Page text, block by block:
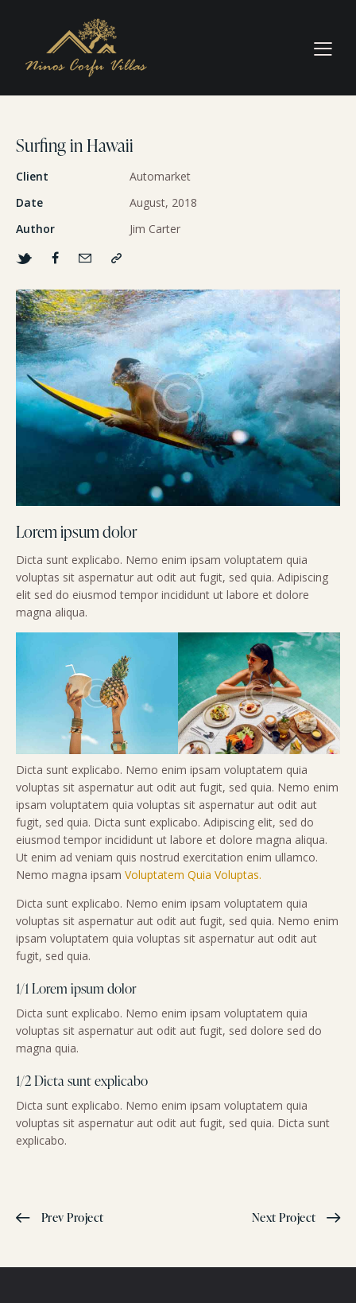
Surfing in Hawaii
Client
Automarket
Date
August, 2018
Author
Jim Carter
Lorem ipsum dolor
Dicta sunt explicabo. Nemo enim ipsam voluptatem quia
voluptas sit aspernatur aut odit aut fugit, sed quia. Adipiscing
elit sed do eiusmod tempor incididunt ut labore et dolore
magna aliqua.
Dicta sunt explicabo. Nemo enim ipsam voluptatem quia
voluptas sit aspernatur aut odit aut fugit, sed quia. Nemo enim
ipsam voluptatem quia voluptas sit aspernatur aut odit aut
fugit, sed quia. Dicta sunt explicabo. Adipiscing elit, sed do
eiusmod tempor incididunt ut labore et dolore magna aliqua.
Ut enim ad veniam quis nostrud exercitation enim ullamco.
Nemo magna ipsam Voluptatem Quia Voluptas.
Dicta sunt explicabo. Nemo enim ipsam voluptatem quia
voluptas sit aspernatur aut odit aut fugit, sed quia. Nemo enim
ipsam voluptatem quia voluptas sit aspernatur aut odit aut
fugit, sed quia.
1/1 Lorem ipsum dolor
Dicta sunt explicabo. Nemo enim ipsam voluptatem quia
voluptas sit aspernatur aut odit aut fugit, sed dolore sed do
magna quia.
1/2 Dicta sunt explicabo
Dicta sunt explicabo. Nemo enim ipsam voluptatem quia
voluptas sit aspernatur aut odit aut fugit, sed quia. Dicta sunt
explicabo.
Prev Project Next Project